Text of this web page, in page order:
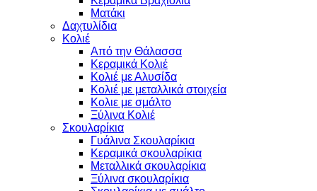
Ματάκι
Δαχτυλίδια
Κολιέ
Από την Θάλασσα
Κεραμικά Κολιέ
Κολιέ με Αλυσίδα
Κολιέ με μεταλλικά στοιχεία
Κολιε με σμάλτο
Ξύλινα Κολιέ
Σκουλαρίκια
Γυάλινα Σκουλαρίκια
Κεραμικά σκουλαρίκια
Μεταλλικά σκουλαρίκια
Ξύλινα σκουλαρίκια